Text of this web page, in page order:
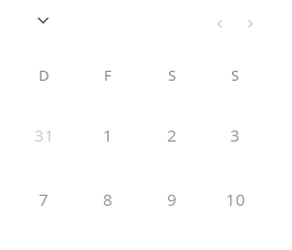
D F S S
31 1 2 3
7 8 9 10